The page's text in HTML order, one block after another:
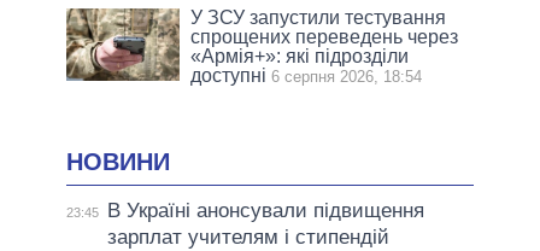
У ЗСУ запустили тестування
спрощених переведень через
«Армія+»: які підрозділи
доступні 6 серпня 2026, 18:54
НОВИНИ
23:45
В Україні анонсували підвищення
зарплат учителям і стипендій